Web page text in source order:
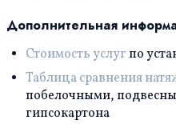
Дополнительная
Стоимость услуг по
Таблица сравнения
побелочными,
гипсокартона